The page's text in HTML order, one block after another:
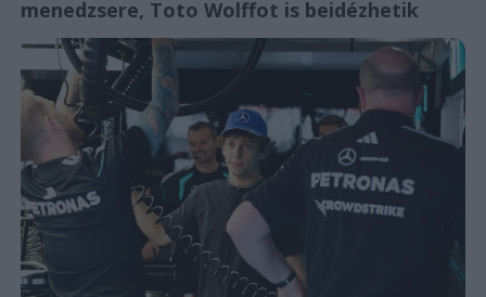
menedzsere, Toto Wolffot is beidézhetik